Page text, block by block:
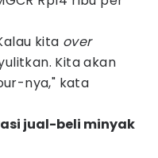
kita over
Kita akan
nya," kata
jual-beli minyak